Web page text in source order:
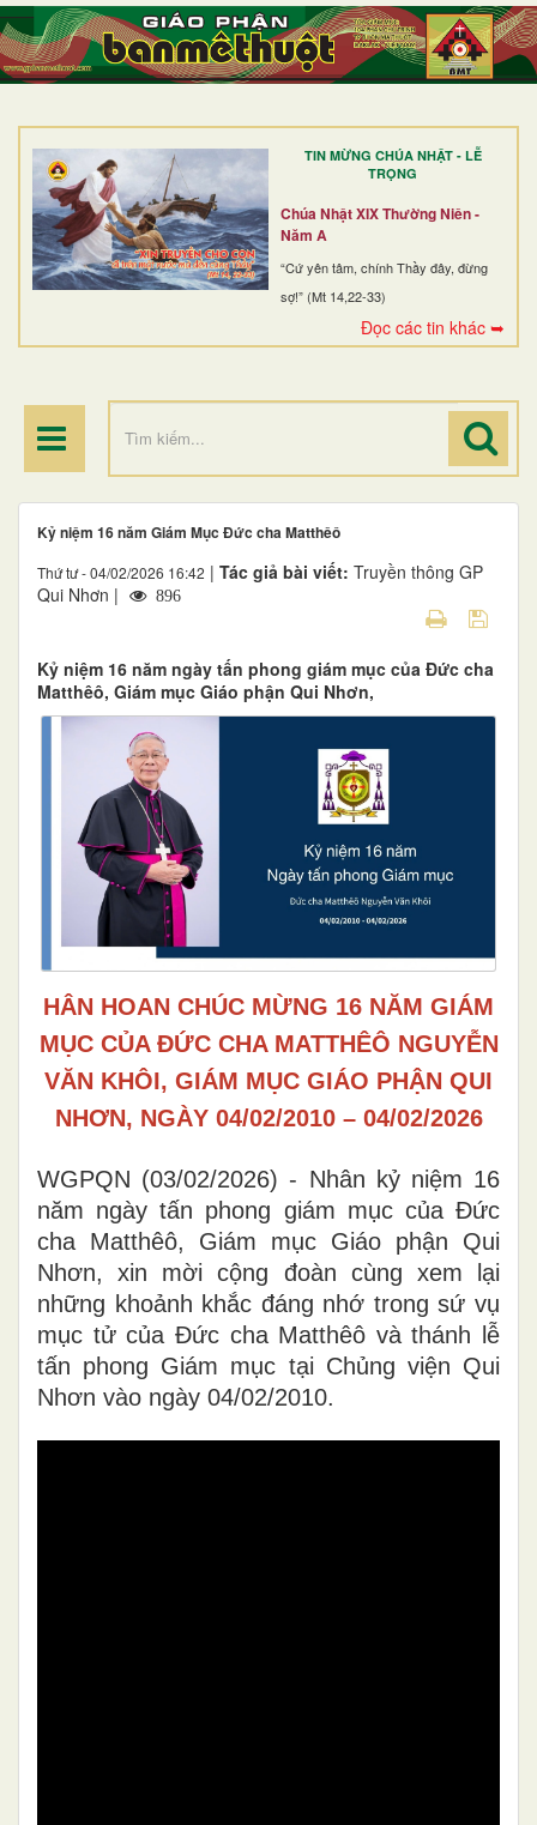
TIN MỪNG CHÚA NHẬT - LỄ
TRỌNG
Chúa Nhật XIX Thường Niên -
Năm A
“Cứ yên tâm, chính Thầy đây, đừng
sợ!” (Mt 14,22-33)
Đọc các tin khác ➥
TRANG NHẤT
GIỚI THIỆU
DÒNG TU
BAN MỤC VỤ
ĐOÀN THỂ CG
ĐIỂM HÀNH HƯƠNG
Kỷ niệm 16 năm Giám Mục Đức cha Matthêô
Thứ tư - 04/02/2026 16:42 | Tác giả bài viết: Truyền thông GP
Qui Nhơn |
896
Kỷ niệm 16 năm ngày tấn phong giám mục của Đức cha
Matthêô, Giám mục Giáo phận Qui Nhơn,
HÂN HOAN CHÚC MỪNG 16 NĂM GIÁM
MỤC CỦA ĐỨC CHA MATTHÊÔ NGUYỄN
VĂN KHÔI, GIÁM MỤC GIÁO PHẬN QUI
NHƠN, NGÀY 04/02/2010 – 04/02/2026
WGPQN (03/02/2026) - Nhân kỷ niệm 16
năm ngày tấn phong giám mục của Đức
cha Matthêô, Giám mục Giáo phận Qui
Nhơn, xin mời cộng đoàn cùng xem lại
những khoảnh khắc đáng nhớ trong sứ vụ
mục tử của Đức cha Matthêô và thánh lễ
tấn phong Giám mục tại Chủng viện Qui
Nhơn vào ngày 04/02/2010.